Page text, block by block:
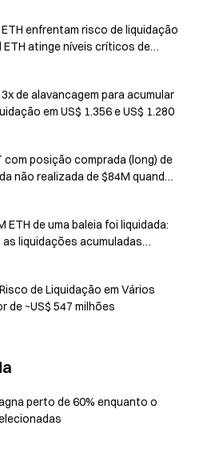
enfrentam risco de liquidação
em US$ 1.356 e US$ 1.280
com posição comprada (long) de
realizada de $84M quando
ETH de uma baleia foi liquidada:
as liquidações acumuladas
de Liquidação em Vários
de ~US$ 547 milhões
perto de 60% enquanto o